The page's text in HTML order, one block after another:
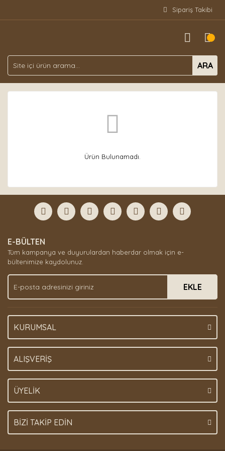
Sipariş Takibi
ARA
Ürün Bulunamadı.
E-BÜLTEN
Tüm kampanya ve duyurulardan haberdar olmak için e-
bültenimize kaydolunuz.
EKLE
KURUMSAL
ALIŞVERİŞ
ÜYELİK
BİZİ TAKİP EDİN